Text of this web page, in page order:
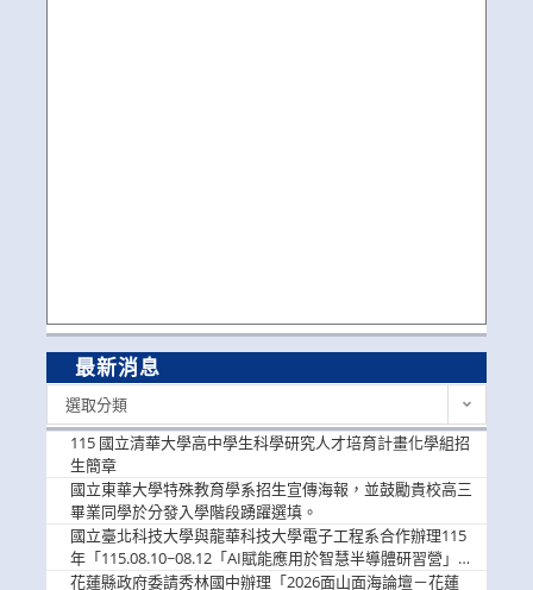
最新消息
選取分類
115 國立清華大學高中學生科學研究人才培育計畫化學組招
生簡章
國立東華大學特殊教育學系招生宣傳海報，並鼓勵貴校高三
畢業同學於分發入學階段踴躍選填。
國立臺北科技大學與龍華科技大學電子工程系合作辦理115
年「115.08.10~08.12「AI賦能應用於智慧半導體研習營」，
歡迎學生踴躍報名參加
花蓮縣政府委請秀林國中辦理「2026面山面海論壇－花蓮